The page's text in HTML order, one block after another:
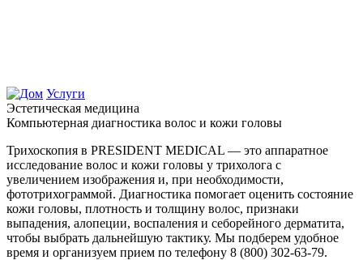
Услуги
Эстетическая медицина
Компьютерная диагностика волос и кожи головы
Трихоскопия в PRESIDENT MEDICAL — это аппаратное
исследование волос и кожи головы у трихолога с
увеличением изображения и, при необходимости,
фототрихограммой. Диагностика помогает оценить состояние
кожи головы, плотность и толщину волос, признаки
выпадения, алопеции, воспаления и себорейного дерматита,
чтобы выбрать дальнейшую тактику. Мы подберем удобное
время и организуем прием по телефону 8 (800) 302-63-79.